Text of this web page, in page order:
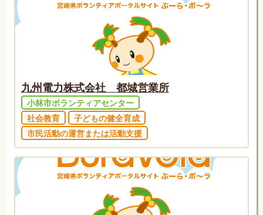
九州電力株式会社 都城営業所
小林市ボランティアセンター
社会教育
子どもの健全育成
市民活動の運営または活動支援